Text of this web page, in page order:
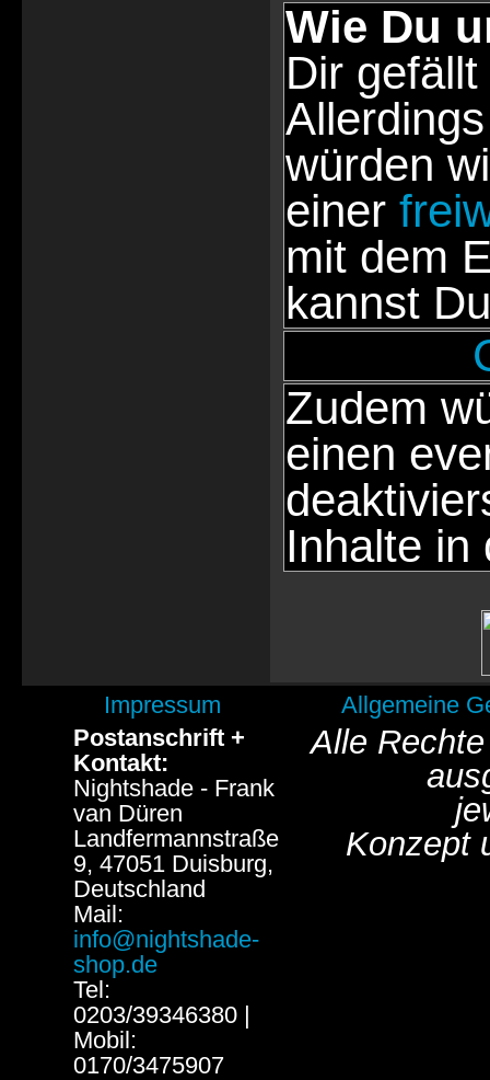
Wie Du
Dir
würden
einer
mit dem
kannst
Zudem
einen
Inhalte in
Impressum
Allgemeine
Postanschrift +
Kontakt:
Nightshade - Frank
van Düren
Landfermannstraße
9, 47051 Duisburg,
Deutschland
Mail:
info@nightshade-
shop.de
Tel:
0203/39346380 |
Mobil:
0170/3475907
Alle
Konzept